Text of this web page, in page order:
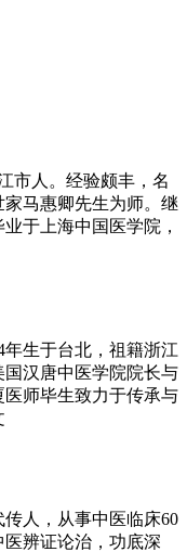
市人。经验颇丰，名
马惠卿先生为师。继
于上海中国医学院，
生于台北，祖籍浙江
汉唐中医学院院长与
师毕生致力于传承与
人，从事中医临床60
辨证论治，功底深